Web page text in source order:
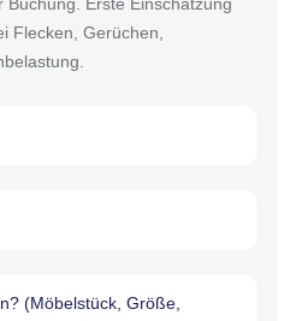
Flecken, Gerüchen,